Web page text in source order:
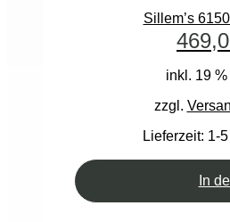
Sillem’s
inkl. 19
zzgl.
Lieferzeit: 1-
In